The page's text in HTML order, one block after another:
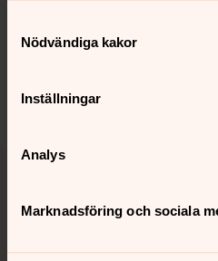
Nödvändiga kakor
Inställningar
Analys
Marknadsföring och sociala
innehåll?
Dela
Tillbaka till toppen
Tillbaka till innehållet
Kontakt